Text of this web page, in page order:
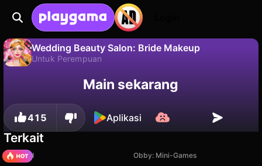
Wedding Beauty Salon: Bride Makeup
Untuk Perempuan
Simpan progresnya!
Main sekarang
415 Aplikasi
Terkait
TB World
Obby: Mini-Games